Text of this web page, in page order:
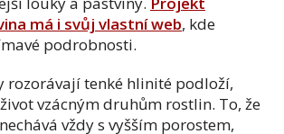
má i svůj vlastní web, kde
podrobnosti.
rozorávají tenké hlinité podloží,
vzácným druhům rostlin. To, že
vždy s vyšším porostem,